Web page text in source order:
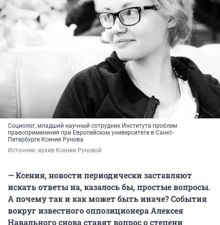
Социолог, младший научный сотрудник Института проблем
правоприменения при Европейском университете в Санкт-
Петербурге Ксения Рунова
Источник: архив Ксении Руновой
— Ксения, новости периодически заставляют
искать ответы на, казалось бы, простые вопросы.
А почему так и как может быть иначе? События
вокруг известного оппозиционера Алексея
Навального снова ставят вопрос о степени